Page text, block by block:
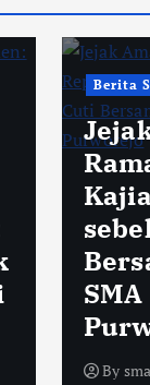
Berita
By